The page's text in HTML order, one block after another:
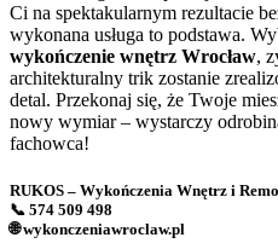
Ci na spektakularnym rezultacie
wykonana usługa to podstawa.
wykończenie wnętrz Wrocław,
architekturalny trik zostanie
detal. Przekonaj się, że Twoje
nowy wymiar – wystarczy
fachowca!
RUKOS – Wykończenia Wnętrz i
📞 574 509 498
🌐 wykonczeniawroclaw.pl